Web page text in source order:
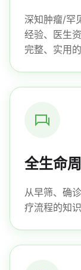
深知肿瘤/罕
经验、医生
完整、实用
全生命
从早筛、确
疗流程的知